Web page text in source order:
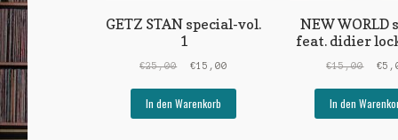
GETZ STAN special-vol.
1
€25,00
Ursprünglicher
war:
€15,00Aktueller
€15,00.
In den Warenkorb
NEW WORLD
feat. didier
€15,00
war:
€
In den